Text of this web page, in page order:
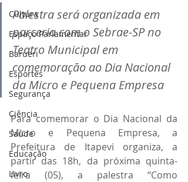
Cultura
Espaço Parlamentar
Barueri
Esportes
Segurança
Ciência
Saúde
Educação
Livro
Palestra será organizada em
parceria com o Sebrae-SP no
Teatro Municipal em
comemoração ao Dia Nacional
da Micro e Pequena Empresa
Para comemorar o Dia Nacional da
Micro e Pequena Empresa, a
Prefeitura de Itapevi organiza, a
partir das 18h, da próxima quinta-
feira (05), a palestra “Como